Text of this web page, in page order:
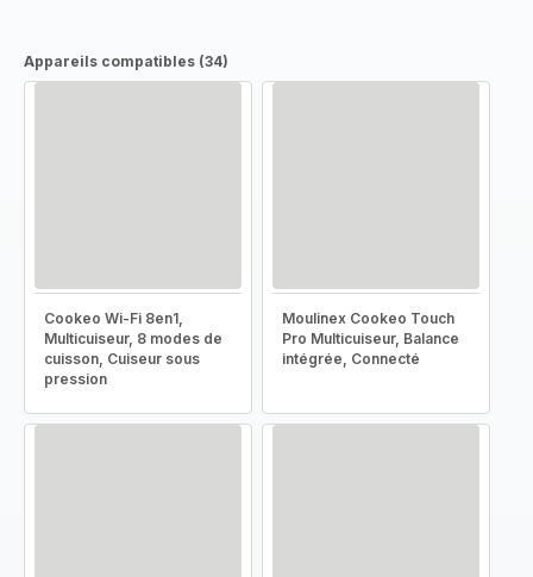
Appareils compatibles (34)
Cookeo Wi-Fi 8en1,
Multicuiseur, 8 modes de
cuisson, Cuiseur sous
pression
Moulinex Cookeo Touch
Pro Multicuiseur, Balance
intégrée, Connecté